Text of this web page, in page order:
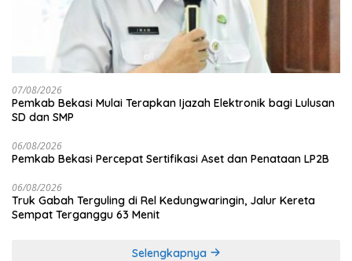
07/08/2026
Pemkab Bekasi Mulai Terapkan Ijazah Elektronik bagi Lulusan
SD dan SMP
06/08/2026
Pemkab Bekasi Percepat Sertifikasi Aset dan Penataan LP2B
06/08/2026
Truk Gabah Terguling di Rel Kedungwaringin, Jalur Kereta
Sempat Terganggu 63 Menit
Selengkapnya